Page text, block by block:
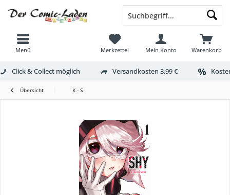
Menü Warenkorb
Merkzettel Mein Konto
Click & Collect möglich Versandkosten 3,99 €
Übersicht K - S